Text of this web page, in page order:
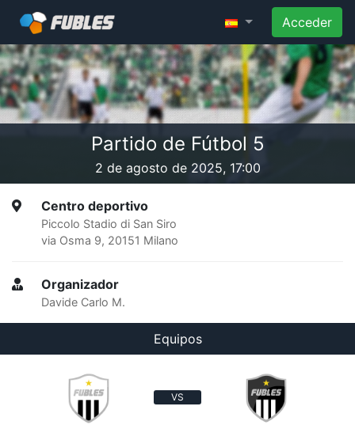
Acceder
Partido de Fútbol 5
2 de agosto de 2025, 17:00
Centro deportivo
Piccolo Stadio di San Siro
via Osma 9, 20151 Milano
Organizador
Davide Carlo M.
Equipos
VS